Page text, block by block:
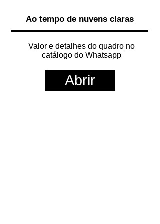
Ao tempo de nuvens claras
Valor e detalhes do quadro no
catálogo do Whatsapp
Abrir